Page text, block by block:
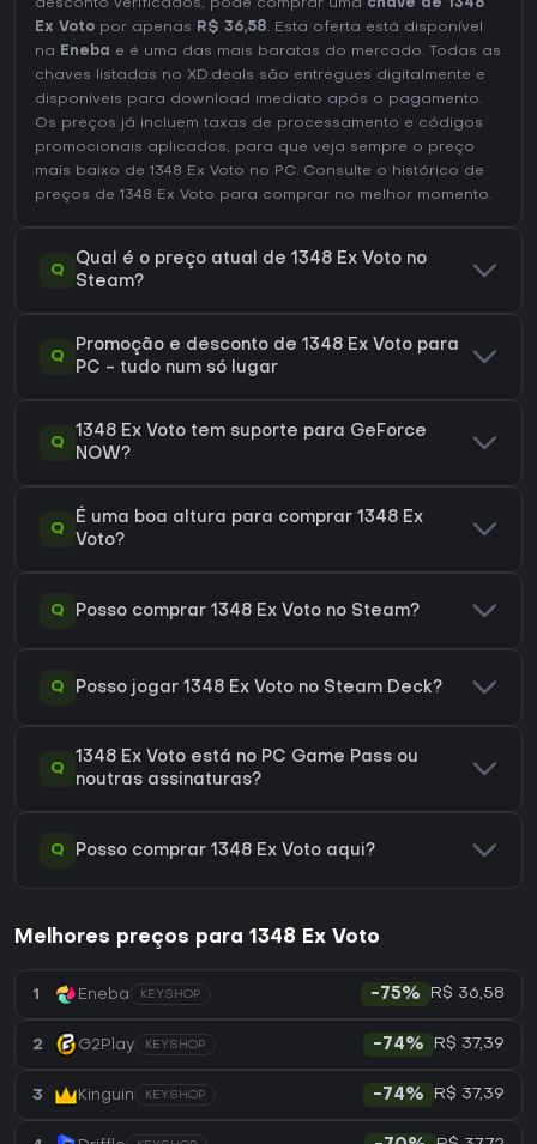
desconto verificados, pode comprar uma chave de 1348
Ex Voto por apenas R$ 36,58. Esta oferta está disponível
na Eneba
e é uma das mais baratas do mercado. Todas as
chaves listadas no XD.deals são entregues digitalmente e
disponíveis para download imediato após o pagamento.
Os preços já incluem taxas de processamento e códigos
promocionais aplicados, para que veja sempre o preço
mais baixo de 1348 Ex Voto no PC. Consulte o histórico de
preços de 1348 Ex Voto para comprar no melhor momento.
Q
Qual é o preço atual de 1348 Ex Voto no
Steam?
Q
Promoção e desconto de 1348 Ex Voto para
PC - tudo num só lugar
Q
1348 Ex Voto tem suporte para GeForce
NOW?
Q
É uma boa altura para comprar 1348 Ex
Voto?
Q Posso comprar 1348 Ex Voto no Steam?
Q Posso jogar 1348 Ex Voto no Steam Deck?
Q
1348 Ex Voto está no PC Game Pass ou
noutras assinaturas?
Q Posso comprar 1348 Ex Voto aqui?
Melhores preços para 1348 Ex Voto
1 Eneba KEYSHOP -75% R$ 36,58
2 G2Play KEYSHOP -74% R$ 37,39
3 Kinguin KEYSHOP -74% R$ 37,39